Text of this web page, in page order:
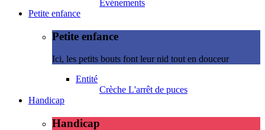
Evénements
Petite enfance
Petite enfance
Ici, les petits bouts font leur nid tout en douceur
Entité
Crèche L'arrêt de puces
Handicap
Handicap